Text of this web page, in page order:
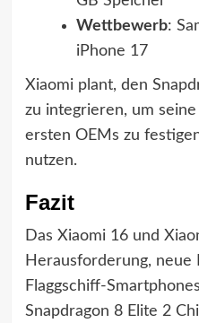
Wettbewerb:
iPhone 17
Xiaomi plant, den
zu integrieren, um
ersten OEMs zu
nutzen.
Fazit
Das Xiaomi 16 und
Herausforderung, neue
Flaggschiff-
Snapdragon 8 Elite 2